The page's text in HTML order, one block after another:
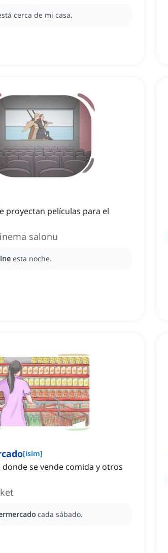
cerca de mi casa.
proyectan películas para el
salonu
esta noche.
[isim]
se vende comida y otros
cada sábado.